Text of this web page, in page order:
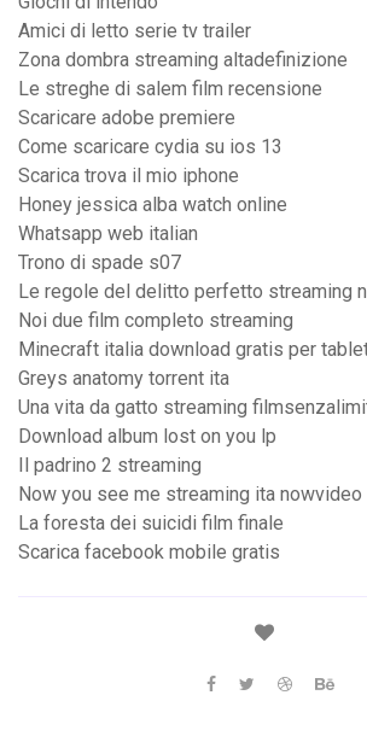
Amici di letto serie tv trailer
Zona dombra streaming altadefinizione
Le streghe di salem film recensione
Scaricare adobe premiere
Come scaricare cydia su ios 13
Scarica trova il mio iphone
Honey jessica alba watch online
Whatsapp web italian
Trono di spade s07
Le regole del delitto perfetto streaming
Noi due film completo streaming
Minecraft italia download gratis per
Greys anatomy torrent ita
Una vita da gatto streaming
Download album lost on you lp
Il padrino 2 streaming
Now you see me streaming ita nowvideo
La foresta dei suicidi film finale
Scarica facebook mobile gratis